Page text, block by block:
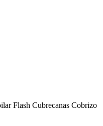
Flash Cubrecanas Cobrizo